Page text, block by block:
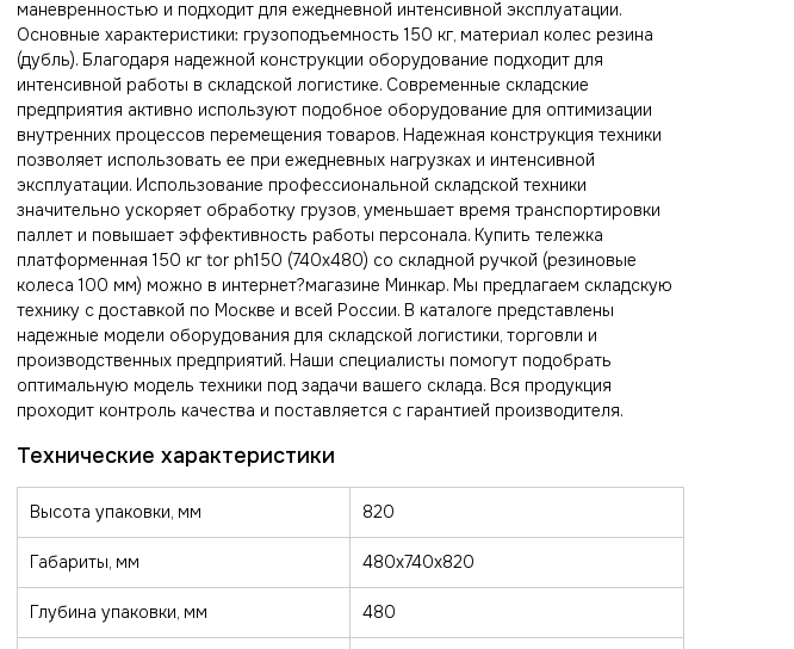
маневренностью и подходит для ежедневной интенсивной эксплуатации.
Основные характеристики: грузоподъемность 150 кг, материал колес резина
(дубль). Благодаря надежной конструкции оборудование подходит для
интенсивной работы в складской логистике. Современные складские
предприятия активно используют подобное оборудование для оптимизации
внутренних процессов перемещения товаров. Надежная конструкция техники
позволяет использовать ее при ежедневных нагрузках и интенсивной
эксплуатации. Использование профессиональной складской техники
значительно ускоряет обработку грузов, уменьшает время транспортировки
паллет и повышает эффективность работы персонала. Купить тележка
платформенная 150 кг tor ph150 (740х480) со складной ручкой (резиновые
колеса 100 мм) можно в интернет?магазине Минкар. Мы предлагаем складскую
технику с доставкой по Москве и всей России. В каталоге представлены
надежные модели оборудования для складской логистики, торговли и
производственных предприятий. Наши специалисты помогут подобрать
оптимальную модель техники под задачи вашего склада. Вся продукция
проходит контроль качества и поставляется с гарантией производителя.
Высота упаковки, мм 820
Габариты, мм 480x740x820
Глубина упаковки, мм 480